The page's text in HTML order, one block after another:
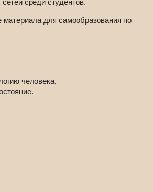
среди студентов.
материала для самообразования по
человека.